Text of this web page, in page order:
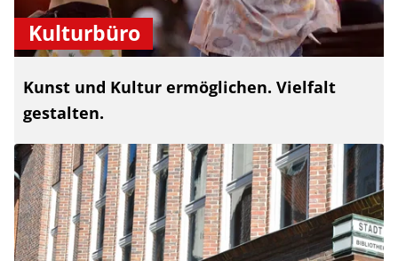
Kulturbüro
Kunst und Kultur ermöglichen. Vielfalt
gestalten.